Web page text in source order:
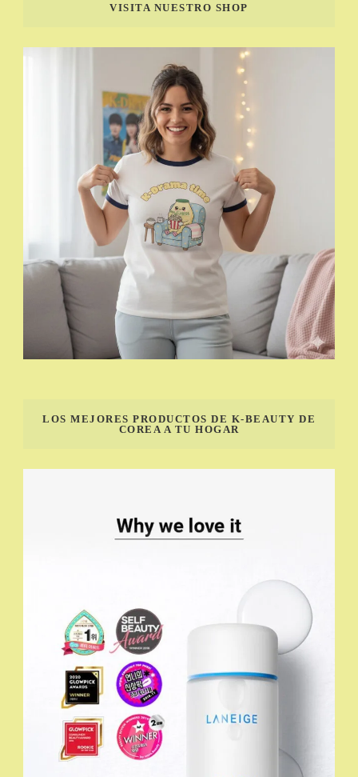
VISITA NUESTRO SHOP
LOS MEJORES PRODUCTOS DE K-BEAUTY DE
COREA A TU HOGAR